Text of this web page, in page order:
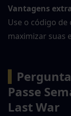
Vantagens
Use o código de
maximizar suas
Passe
Last War